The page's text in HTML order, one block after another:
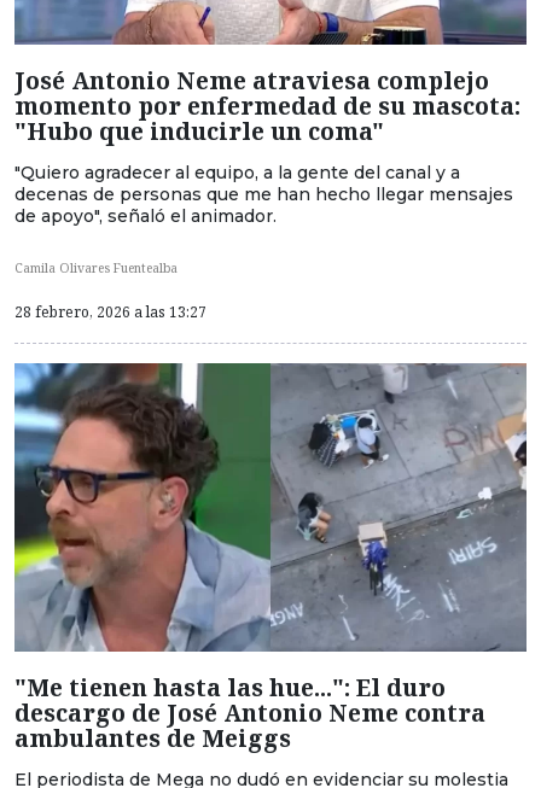
José Antonio Neme atraviesa complejo
momento por enfermedad de su mascota:
"Hubo que inducirle un coma"
"Quiero agradecer al equipo, a la gente del canal y a
decenas de personas que me han hecho llegar mensajes
de apoyo", señaló el animador.
Camila Olivares Fuentealba
28 febrero, 2026 a las 13:27
"Me tienen hasta las hue...": El duro
descargo de José Antonio Neme contra
ambulantes de Meiggs
El periodista de Mega no dudó en evidenciar su molestia